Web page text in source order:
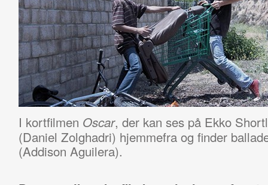
I kortfilmen Oscar, der kan ses på Ekko
(Daniel Zolghadri) hjemmefra og finder
(Addison Aguilera).